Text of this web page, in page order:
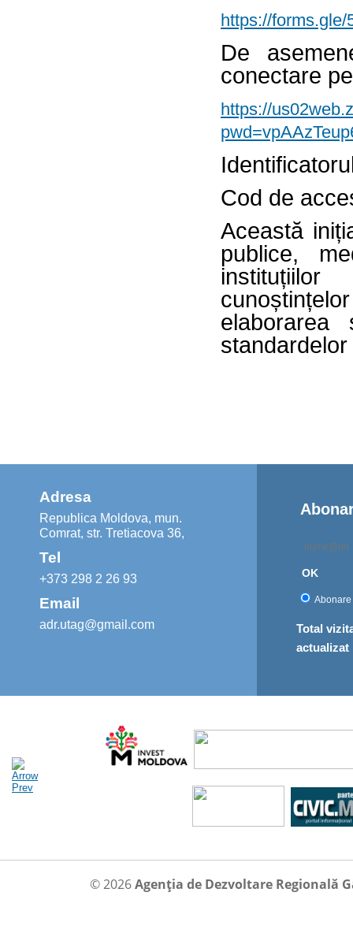
https://
De
conectare
https://
Cod de
Această
publice,
elaborarea
standardelor
Adresa
Republica Moldova, mun.
Comrat, str. Tretiacova 36,
Tel
+373 298 2 26 93
Email
adr.utag@gmail.com
OK
Abonare
Total
© 2026Agenția de Dezvoltare Regională